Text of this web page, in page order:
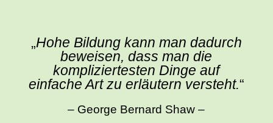
„Hohe Bildung kann man dadurch
beweisen, dass man die
kompliziertesten Dinge auf
einfache Art zu erläutern versteht.“
– George Bernard Shaw –